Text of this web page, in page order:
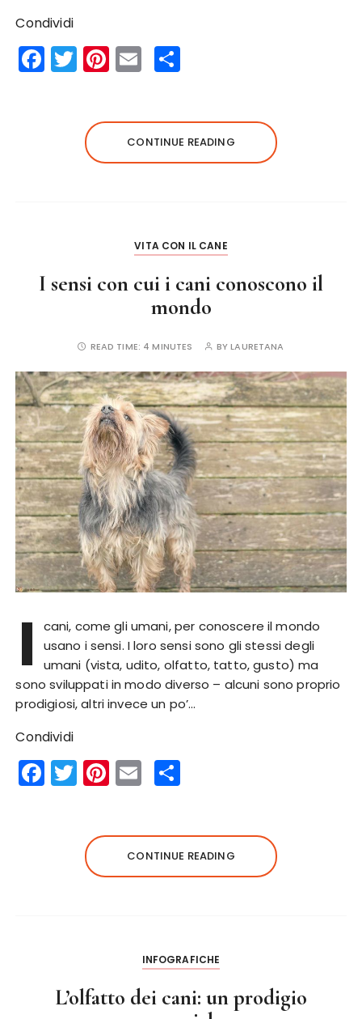
Condividi
F
a
T
w
te
r
Pi
n
re
st
E
m
l re
CONTINUE READING
VITA CON IL CANE
I sensi con cui i cani conoscono il
mondo
READ TIME: 4 MINUTES BYLAURETANA
I
cani, come gli umani, per conoscere il mondo
usano i sensi. I loro sensi sono gli stessi degli
umani (vista, udito, olfatto, tatto, gusto) ma
sono sviluppati in modo diverso – alcuni sono proprio
prodigiosi, altri invece un po’…
Condividi
F
a
T
w
te
r
Pi
n
re
st
E
m
l re
CONTINUE READING
INFOGRAFICHE
L’olfatto dei cani: un prodigio